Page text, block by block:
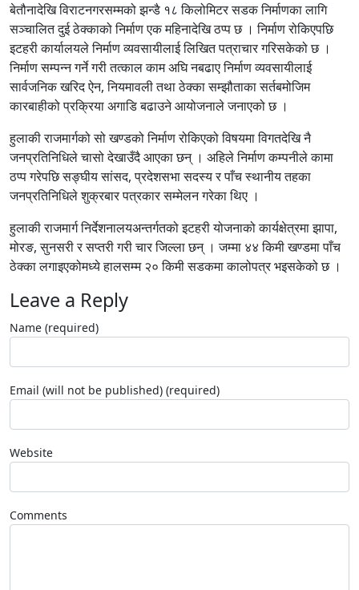
बेतौनादेखि विराटनगरसम्मको झन्डै १८ किलोमिटर सडक निर्माणका लागि
सञ्चालित दुई ठेक्काको निर्माण एक महिनादेखि ठप्प छ । निर्माण रोकिएपछि
इटहरी कार्यालयले निर्माण व्यवसायीलाई लिखित पत्राचार गरिसकेको छ ।
निर्माण सम्पन्न गर्ने गरी तत्काल काम अघि नबढाए निर्माण व्यवसायीलाई
सार्वजनिक खरिद ऐन, नियमावली तथा ठेक्का सम्झौताका सर्तबमोजिम
कारबाहीको प्रक्रिया अगाडि बढाउने आयोजनाले जनाएको छ ।
हुलाकी राजमार्गको सो खण्डको निर्माण रोकिएको विषयमा विगतदेखि नै
जनप्रतिनिधिले चासो देखाउँदै आएका छन् । अहिले निर्माण कम्पनीले कामा
ठप्प गरेपछि सङ्घीय सांसद, प्रदेशसभा सदस्य र पाँच स्थानीय तहका
जनप्रतिनिधिले शुक्रबार पत्रकार सम्मेलन गरेका थिए ।
हुलाकी राजमार्ग निर्देशनालयअन्तर्गतको इटहरी योजनाको कार्यक्षेत्रमा झापा,
मोरङ, सुनसरी र सप्तरी गरी चार जिल्ला छन् । जम्मा ४४ किमी खण्डमा पाँच
ठेक्का लगाइएकोमध्ये हालसम्म २० किमी सडकमा कालोपत्र भइसकेको छ ।
Leave a Reply
Name (required)
Email (will not be published) (required)
Website
Comments